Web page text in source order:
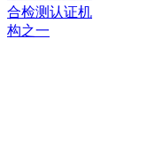
合检测认证机
构之一